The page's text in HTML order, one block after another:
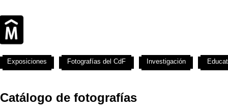
Catálogo de fotografías
Exposiciones Fotografías del CdF Investigación